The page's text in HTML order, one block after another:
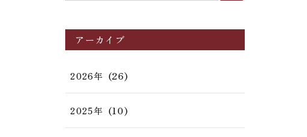
アーカイブ
2026年 (26)
2025年 (10)